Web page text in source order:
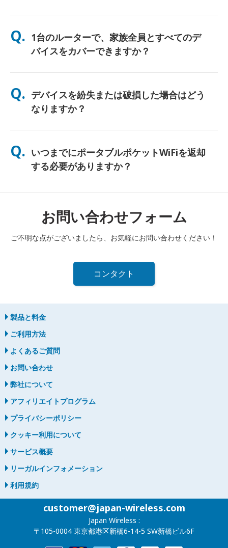
はい。空港での当日受け取りが可能です。ホテルへのお届けの場
わせいただければ、お住まいの地域で最速のオプションを確認い
たします。
Q. 1台のルーターで、家族全員とすべてのデ
バイスをカバーできますか？
はい、最大10台のデバイス（スマートフォン、タブレット、ノー
し、終日使用できるよう無料のパワーバンクも同梱しています。
Q. デバイスを紛失または破損した場合はどう
なりますか？
チェックアウト時に保険を追加して、紛失や破損に備えることが
発生した場合は、すぐに当社までご連絡ください—引き続き接続
できるようサポートいたします。
Q. いつまでにポータブルポケットWiFiを返却
する必要がありますか？
場合は、追加料金が発生します。
お問い合わせフォーム
ご不明な点がございましたら、お気軽にお問い合わせください！
コンタクト
製品と料金
ご利用方法
よくあるご質問
お問い合わせ
弊社について
アフィリエイトプログラム
プライバシーポリシー
クッキー利用について
サービス概要
リーガルインフォメーション
利用規約
customer@japan-wireless.com
Japan Wireless :
〒105-0004 東京都港区新橋6-14-5 SW新橋ビル6F